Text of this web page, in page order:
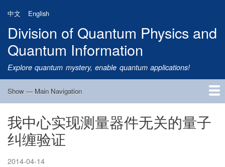
main
content
中文 English
Division of Quantum Physics and
Quantum Information
Explore quantum mystery, enable quantum applications!
Main
Show — Main Navigation
Home
Research
Quantum Satellite
People
News
Research Progress
Talks
Publications
Notice
Admission
Links
我中心实现测量器件无关的量子
纠缠验证
2014-04-14